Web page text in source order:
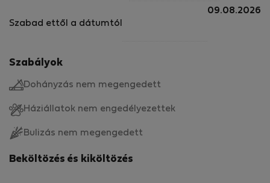
Szabad ettől a dátumtól
09.08.2026
Szabályok
Dohányzás nem megengedett
Háziállatok nem engedélyezettek
Bulizás nem megengedett
Beköltözés és kiköltözés